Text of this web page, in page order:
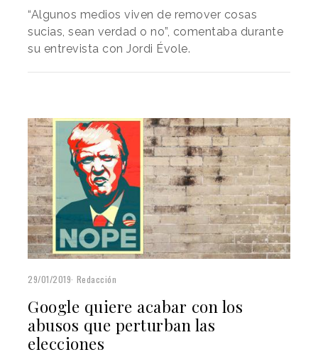
“Algunos medios viven de remover cosas
sucias, sean verdad o no”, comentaba durante
su entrevista con Jordi Évole.
29/01/2019 Redacción
Google quiere acabar con los
abusos que perturban las
elecciones